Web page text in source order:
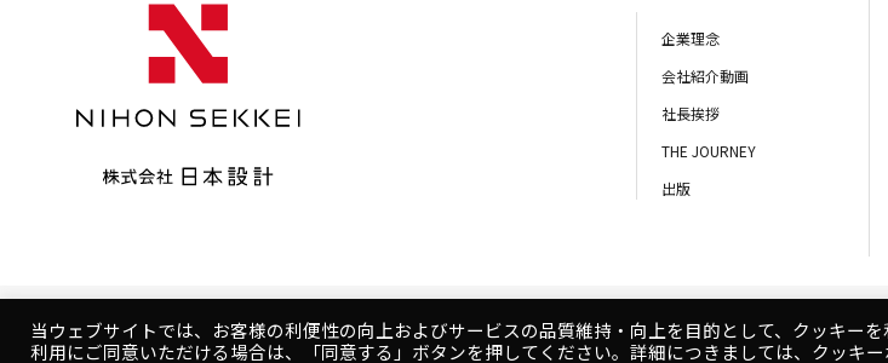
企業理念
会社紹介動画
社長挨拶
THE JOURNEY
出版
Copyright © NIHON SEKKEI, INC.
当ウェブサイトでは、お客様の利便性の向上およびサービスの品質維持・向上を目的として、クッキー
利用にご同意いただける場合は、「同意する」ボタンを押してください。詳細につきましては、クッキー